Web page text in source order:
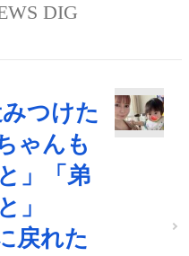
DIG
みつけた
ゃんも
」「弟
」
戻れた